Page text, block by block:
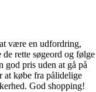
være en udfordring,
rette søgeord og følge
pris uden at gå på
købe fra pålidelige
God shopping!